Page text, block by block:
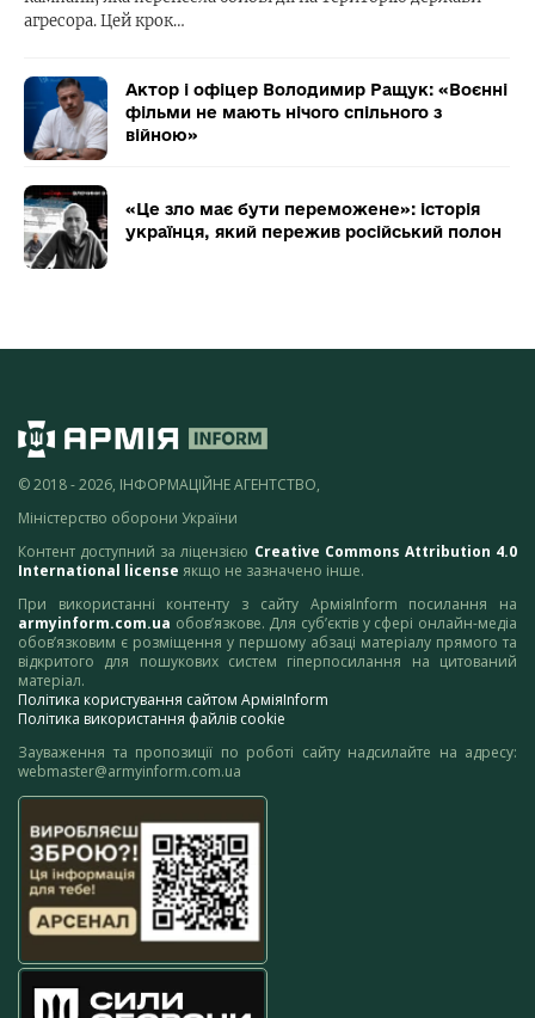
агресора. Цей крок…
Актор і офіцер Володимир Ращук: «Воєнні
фільми не мають нічого спільного з
війною»
«Це зло має бути переможене»: історія
українця, який пережив російський полон
© 2018 - 2026, ІНФОРМАЦІЙНЕ АГЕНТСТВО,
Міністерство оборони України
Контент доступний за ліцензією Creative Commons Attribution 4.0
International license якщо не зазначено інше.
При використанні контенту з сайту АрміяInform посилання на
armyinform.com.ua обов’язкове. Для суб’єктів у сфері онлайн-медіа
обов’язковим є розміщення у першому абзаці матеріалу прямого та
відкритого для пошукових систем гіперпосилання на цитований
матеріал.
Політика користування сайтом АрміяInform
Політика використання файлів cookie
Зауваження та пропозиції по роботі сайту надсилайте на адресу:
webmaster@armyinform.com.ua